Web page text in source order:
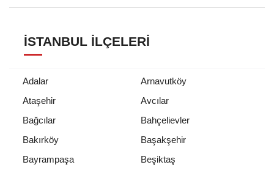
İSTANBUL İLÇELERI
Adalar
Arnavutköy
Ataşehir
Avcılar
Bağcılar
Bahçelievler
Bakırköy
Başakşehir
Bayrampaşa
Beşiktaş